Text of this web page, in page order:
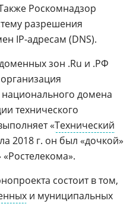
Роскомнадзор
разрешения
IP-адресам (DNS).
зон .Ru и .РФ
домена
технического
«Технический
2018 г. он был «дочкой»
состоит в том,
и муниципальных